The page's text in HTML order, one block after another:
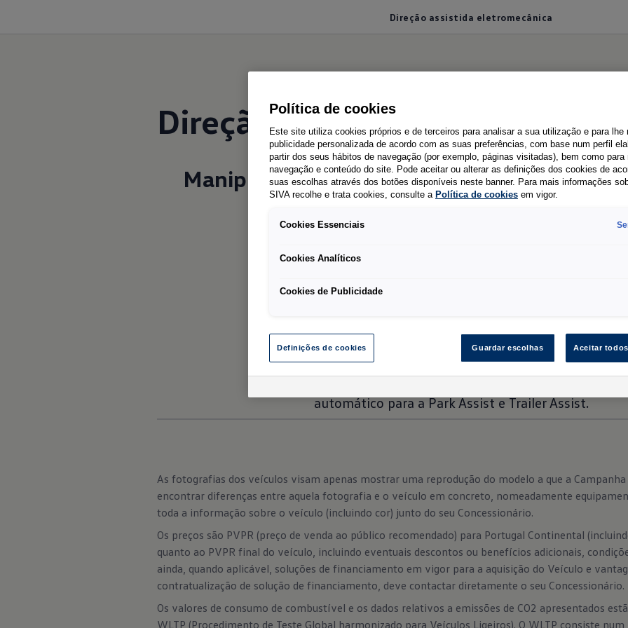
Direção assistida eletromecânica
Direção assistida
Manipulaçãode precisão
a sensação e, por conseguinte, a segurança da
autoestrada. Constitui também a base de todos os
utilizam intervenções da direção - por exemplo,
assistência de compensação da direção para o Lane
Assist ou o ângulo de viragem da direção
automático para a Park Assist e Trailer Assist.
As fotografias dos veículos visam apenas mostrar uma reprodução do modelo a que a
encontrar diferenças entre aquela fotografia e o veículo em concreto, nomeadamente
toda a informação sobre o veículo (incluindo cor) junto do seu Concessionário.
Os preços são PVPR (preço de venda ao público recomendado) para Portugal Continental
quanto ao PVPR final do veículo, incluindo eventuais descontos ou benefícios adicionais,
ainda, quando aplicável, soluções de financiamento em vigor para a aquisição do Veículo e
contratualização de solução de financiamento, deve contactar diretamente o seu Concessionário.
Os valores de consumo de combustível e os dados relativos a emissões de CO2 apresentados
WLTP (Procedimento de Teste Global harmonizado para Veículos Ligeiros). O WLTP consiste
Política de cookies
Este site utiliza cookies próprios e de terceiros para analisar a sua utilização e para lhe
publicidade personalizada de acordo com as suas preferências, com base num perfil
partir dos seus hábitos de navegação (por exemplo, páginas visitadas), bem como para
navegação e conteúdo do site. Pode aceitar ou alterar as definições dos cookies de
suas escolhas através dos botões disponíveis neste banner. Para mais informações
SIVA recolhe e trata cookies, consulte a Política de cookies em vigor.
Cookies Essenciais
Cookies Analíticos
Cookies de Publicidade
Definições de cookies Guardar escolhas Aceitar